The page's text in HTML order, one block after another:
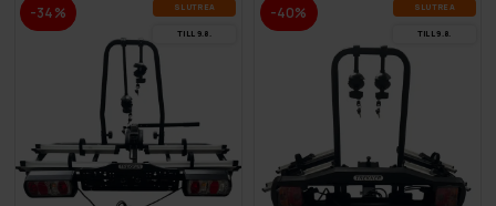
-34% SLUT­REA
TILL 9.8.
-40% SLUT­REA
TILL 9.8.